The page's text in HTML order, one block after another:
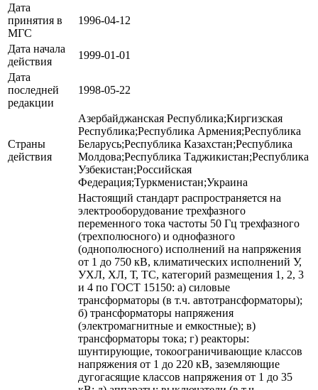
Дата
принятия в
МГС
1996-04-12
Дата начала
действия
1999-01-01
Дата
последней
редакции
1998-05-22
Страны
действия
Азербайджанская Республика;Киргизская
Республика;Республика Армения;Республика
Беларусь;Республика Казахстан;Республика
Молдова;Республика Таджикистан;Республика
Узбекистан;Российская
Федерация;Туркменистан;Украина
Настоящий стандарт распространяется на
электрооборудование трехфазного
переменного тока частоты 50 Гц трехфазного
(трехполюсного) и однофазного
(однополюсного) исполнений на напряжения
от 1 до 750 кВ, климатических исполнений У,
УХЛ, ХЛ, Т, ТС, категорий размещения 1, 2, 3
и 4 по ГОСТ 15150: а) силовые
трансформаторы (в т.ч. автотрансформаторы);
б) трансформаторы напряжения
(электромагнитные и емкостные); в)
трансформаторы тока; г) реакторы:
шунтирующие, токоограничивающие классов
напряжения от 1 до 220 кВ, заземляющие
дугогасящие классов напряжения от 1 до 35